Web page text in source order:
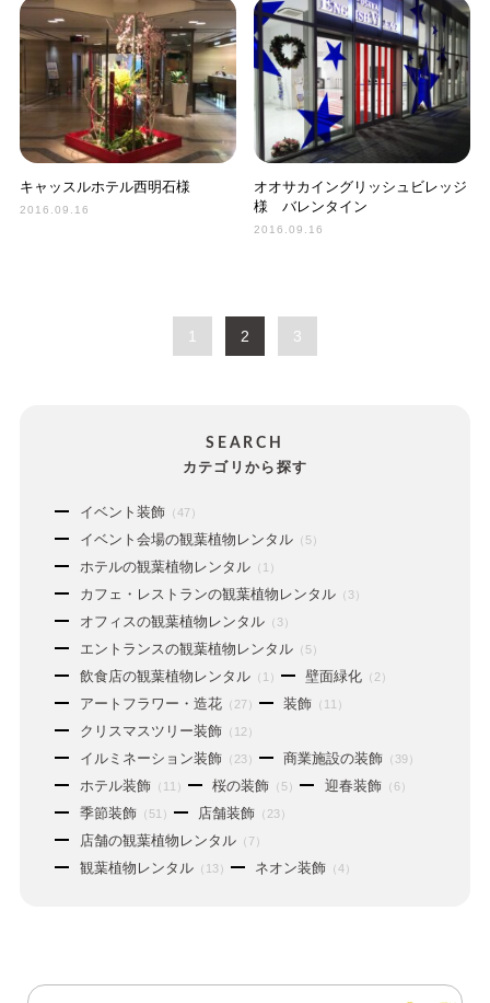
キャッスルホテル西明石様
2016.09.16
オオサカイングリッシュビレッジ
様 バレンタイン
2016.09.16
1 2 3
SEARCH
カテゴリから探す
イベント装飾（47）
イベント会場の観葉植物レンタル（5）
ホテルの観葉植物レンタル（1）
カフェ・レストランの観葉植物レンタル（3）
オフィスの観葉植物レンタル（3）
エントランスの観葉植物レンタル（5）
飲食店の観葉植物レンタル（1） 壁面緑化 （2）
アートフラワー・造花（27） 装飾 （11）
クリスマスツリー装飾（12）
イルミネーション装飾（23） 商業施設の装飾 （39）
ホテル装飾（11） 桜の装飾 （5） 迎春装飾（6）
季節装飾（51） 店舗装飾 （23）
店舗の観葉植物レンタル（7）
観葉植物レンタル（13） ネオン装飾 （4）